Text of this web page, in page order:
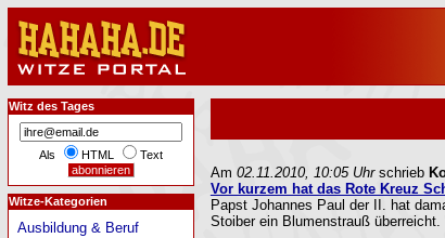
Am 02.11.2010, 10:05 Uhrschrieb
Vor kurzem hat das Rote Kreuz
Papst Johannes Paul der II. hat
Stoiber ein Blumenstrauß
Witz des Tages
Als HTML Text
Witze-Kategorien
Ausbildung & Beruf